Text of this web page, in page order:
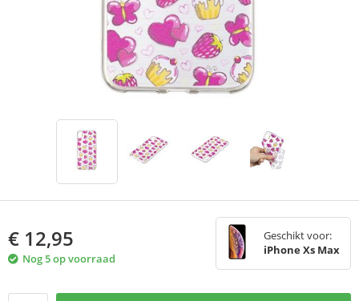
€ 12,95
Nog 5 op voorraad
Geschikt voor:
iPhone Xs Max